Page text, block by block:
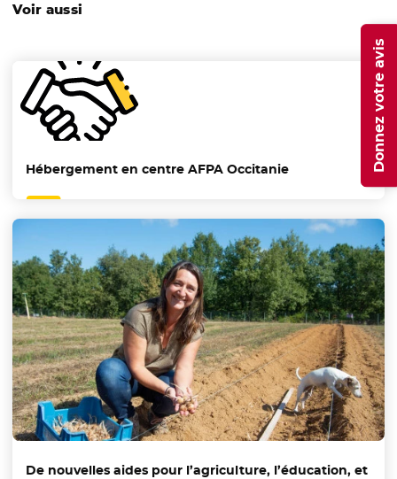
Voir aussi
Hébergement en centre AFPA Occitanie
De nouvelles aides pour l’agriculture, l’éducation, et
Donnez votre avis